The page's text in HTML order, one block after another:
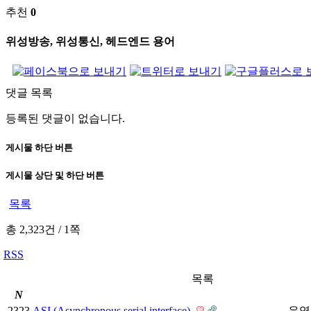
추천 0
위성방송, 위성통신, 헤드엔드 용어
댓글 목록
등록된 댓글이 없습니다.
게시물 하단 버튼
게시물 상단 및 하단 버튼
목록
총 2,323건 /1쪽
RSS
목록
N